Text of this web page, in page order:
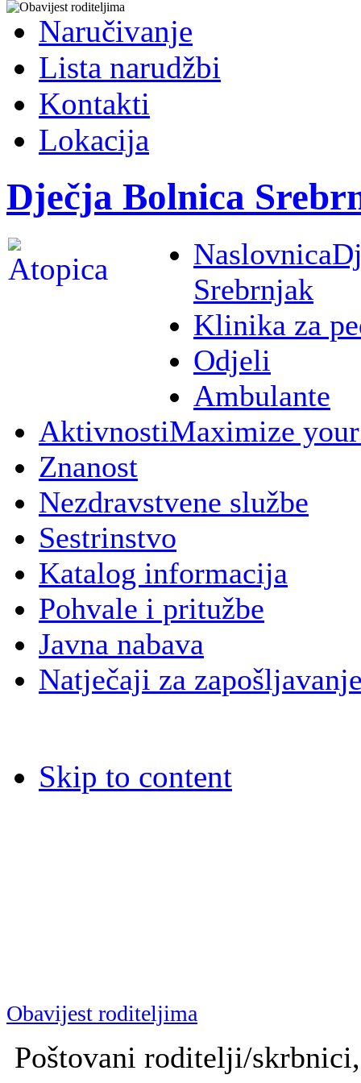
Naručivanje
Lista narudžbi
Kontakti
Lokacija
Dječja Bolnica
Naslovnica
Srebrnjak
Klinika za
Odjeli
Ambulante
AktivnostiMaximize
Znanost
Nezdravstvene službe
Sestrinstvo
Katalog informacija
Pohvale i pritužbe
Javna nabava
Natječaji za
Skip to content
Dječja bolnica Srebrnjak
Dječja bolnica Srebrnjak